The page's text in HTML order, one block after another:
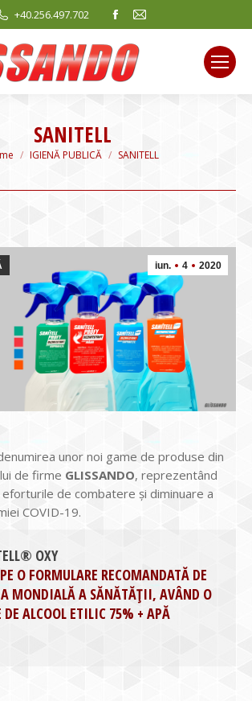
+40.256.497.702
Facebook
opens
in
new
Mail
new
SANITELL
are here:
IGIENĂ PUBLICĂ SANITELL
iun. 4 2020
unor noi game de produse din
de firme GLISSANDO, reprezentând
de combatere și diminuare a
COVID-19.
OXY
O FORMULARE RECOMANDATĂ DE
MONDIALĂ A SĂNĂTĂȚII, AVÂND O
ALCOOL ETILIC 75% + APĂ